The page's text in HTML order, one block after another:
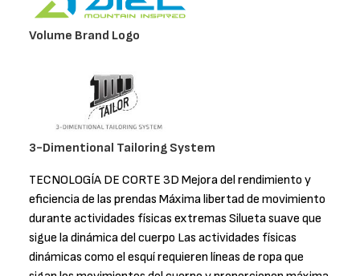
Volume Brand Logo
3-Dimentional Tailoring System
TECNOLOGÍA DE CORTE 3D Mejora del rendimiento y
eficiencia de las prendas Máxima libertad de movimiento
durante actividades físicas extremas Silueta suave que
sigue la dinámica del cuerpo Las actividades físicas
dinámicas como el esquí requieren líneas de ropa que